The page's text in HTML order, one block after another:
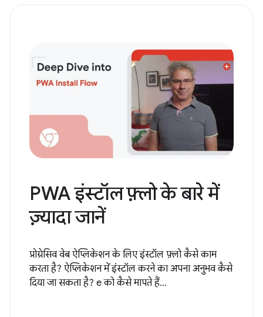
PWA इंस्टॉल फ़्लो के बारे में
ज़्यादा जानें
प्रोग्रेसिव वेब ऐप्लिकेशन के लिए इंस्टॉल फ़्लो कैसे काम
करता है? ऐप्लिकेशन में इंस्टॉल करने का अपना अनुभव कैसे
दिया जा सकता है? e को कैसे मापते हैं...